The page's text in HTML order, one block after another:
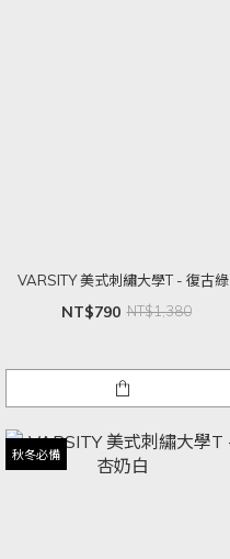
VARSITY 美式刺繡大學T - 復古綠
NT$790 NT$1,380
秋冬必備